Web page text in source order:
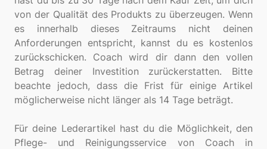
von der Qualität des Produkts zu überzeugen. Wenn
es innerhalb dieses Zeitraums nicht deinen
Anforderungen entspricht, kannst du es kostenlos
zurückschicken. Coach wird dir dann den vollen
Betrag deiner Investition zurückerstatten. Bitte
beachte jedoch, dass die Frist für einige Artikel
möglicherweise nicht länger als 14 Tage beträgt.
Für deine Lederartikel hast du die Möglichkeit, den
Pflege- und Reinigungsservice von Coach in